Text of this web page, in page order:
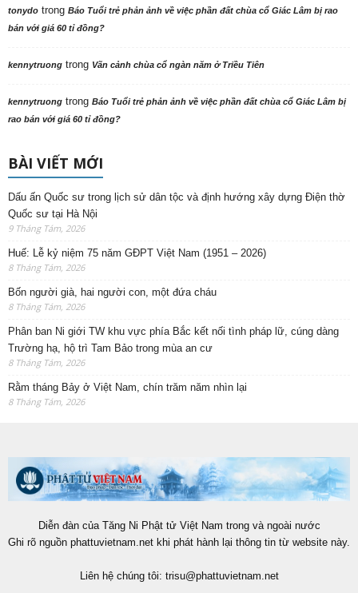
tonydo trong Báo Tuổi trẻ phản ảnh về việc phần đất chùa cổ Giác Lâm bị rao
bán với giá 60 tỉ đồng?
kennytruong trong Vãn cảnh chùa cổ ngàn năm ở Triều Tiên
kennytruong trong Báo Tuổi trẻ phản ảnh về việc phần đất chùa cổ Giác Lâm bị
rao bán với giá 60 tỉ đồng?
BÀI VIẾT MỚI
Dấu ấn Quốc sư trong lịch sử dân tộc và định hướng xây dựng Điện thờ
Quốc sư tại Hà Nội
9 Tháng Tám, 2026
Huế: Lễ kỷ niệm 75 năm GĐPT Việt Nam (1951 – 2026)
8 Tháng Tám, 2026
Bốn người già, hai người con, một đứa cháu
8 Tháng Tám, 2026
Phân ban Ni giới TW khu vực phía Bắc kết nối tình pháp lữ, cúng dàng
Trường hạ, hộ trì Tam Bảo trong mùa an cư
8 Tháng Tám, 2026
Rằm tháng Bảy ở Việt Nam, chín trăm năm nhìn lại
8 Tháng Tám, 2026
Diễn đàn của Tăng Ni Phật tử Việt Nam trong và ngoài nước
Ghi rõ nguồn phattuvietnam.net khi phát hành lại thông tin từ website này.
Liên hệ chúng tôi: trisu@phattuvietnam.net